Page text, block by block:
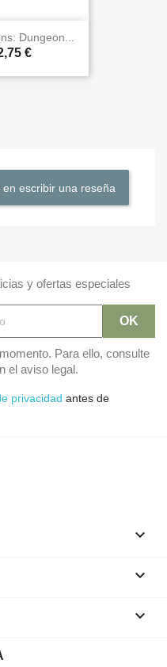
Dungeon...
€
escribir una reseña
y ofertas especiales
Para ello, consulte
el aviso legal.
privacidad antes de


